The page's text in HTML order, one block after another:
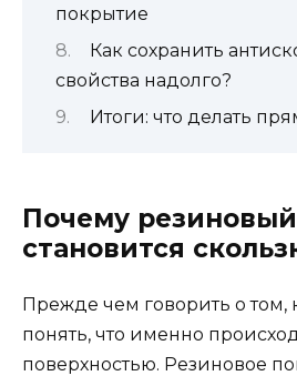
покрытие
Как сохранить
свойства надолго?
Итоги: что делать
Почему
становится
Прежде чем говорить о том,
понять, что именно
поверхностью. Резиновое